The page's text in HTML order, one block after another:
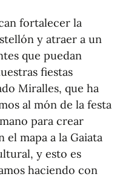
fortalecer la
y atraer a un
que puedan
fiestas
Miralles, que ha
al món de la festa
para crear
el mapa a la Gaiata
y esto es
haciendo con